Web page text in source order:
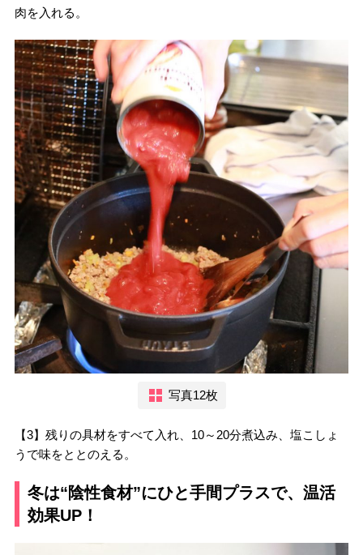
肉を入れる。
写真12枚
【3】残りの具材をすべて入れ、10～20分煮込み、塩こしょ
うで味をととのえる。
冬は“陰性食材”にひと手間プラスで、温活
効果UP！